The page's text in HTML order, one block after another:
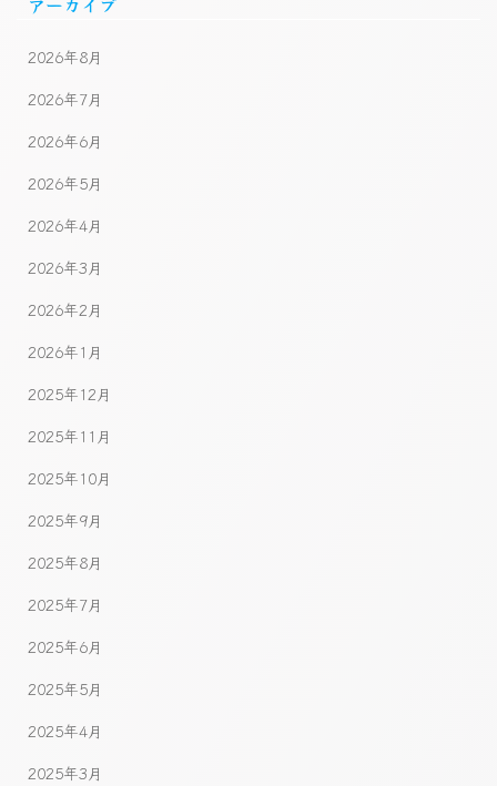
2026年8月
2026年7月
2026年6月
2026年5月
2026年4月
2026年3月
2026年2月
2026年1月
2025年12月
2025年11月
2025年10月
2025年9月
2025年8月
2025年7月
2025年6月
2025年5月
2025年4月
2025年3月